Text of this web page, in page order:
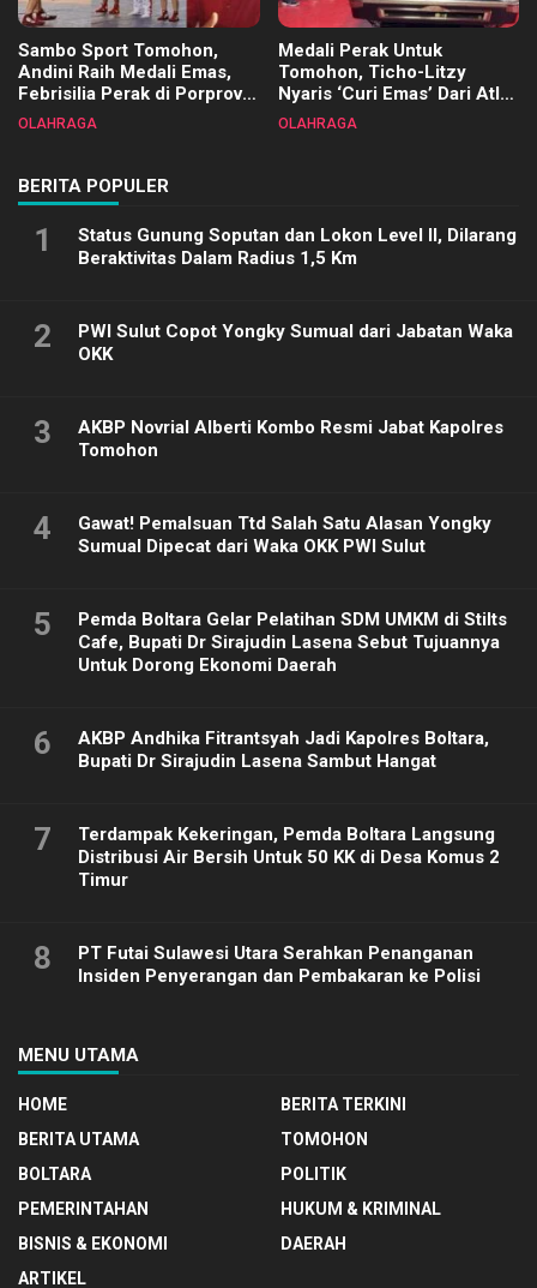
Sambo Sport Tomohon,
Andini Raih Medali Emas,
Febrisilia Perak di Porprov
Sulut 2025
OLAHRAGA
Medali Perak Untuk
Tomohon, Ticho-Litzy
Nyaris ‘Curi Emas’ Dari Atlet
Biliar PON di Porprov Sulut
OLAHRAGA
BERITA POPULER
1
Status Gunung Soputan dan Lokon Level II, Dilarang
Beraktivitas Dalam Radius 1,5 Km
2
PWI Sulut Copot Yongky Sumual dari Jabatan Waka
OKK
3
AKBP Novrial Alberti Kombo Resmi Jabat Kapolres
Tomohon
4
Gawat! Pemalsuan Ttd Salah Satu Alasan Yongky
Sumual Dipecat dari Waka OKK PWI Sulut
5
Pemda Boltara Gelar Pelatihan SDM UMKM di Stilts
Cafe, Bupati Dr Sirajudin Lasena Sebut Tujuannya
Untuk Dorong Ekonomi Daerah
6
AKBP Andhika Fitrantsyah Jadi Kapolres Boltara,
Bupati Dr Sirajudin Lasena Sambut Hangat
7
Terdampak Kekeringan, Pemda Boltara Langsung
Distribusi Air Bersih Untuk 50 KK di Desa Komus 2
Timur
8
PT Futai Sulawesi Utara Serahkan Penanganan
Insiden Penyerangan dan Pembakaran ke Polisi
MENU UTAMA
HOME
BERITA TERKINI
BERITA UTAMA
TOMOHON
BOLTARA
POLITIK
PEMERINTAHAN
HUKUM & KRIMINAL
BISNIS & EKONOMI
DAERAH
ARTIKEL